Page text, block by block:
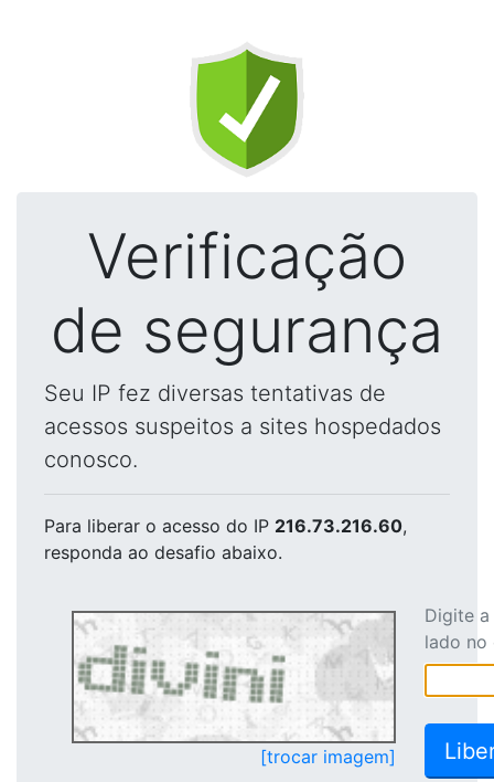
Verificação
de segurança
Seu IP fez diversas tentativas de
acessos suspeitos a sites hospedados
conosco.
Para liberar o acesso do IP 216.73.216.60,
responda ao desafio abaixo.
[trocar imagem]
Digite
lado no